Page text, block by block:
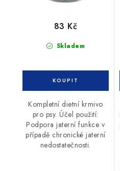
Skladem
83 Kč
Kompletní dietní krmivo
pro psy. Účel použití:
Podpora jaterní funkce v
případě chronické jaterní
nedostatečnosti.